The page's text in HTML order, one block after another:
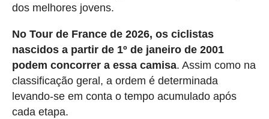
dos melhores jovens.
No Tour de France de 2026, os ciclistas
nascidos a partir de 1º de janeiro de 2001
podem concorrer a essa camisa. Assim como na
classificação geral, a ordem é determinada
levando-se em conta o tempo acumulado após
cada etapa.